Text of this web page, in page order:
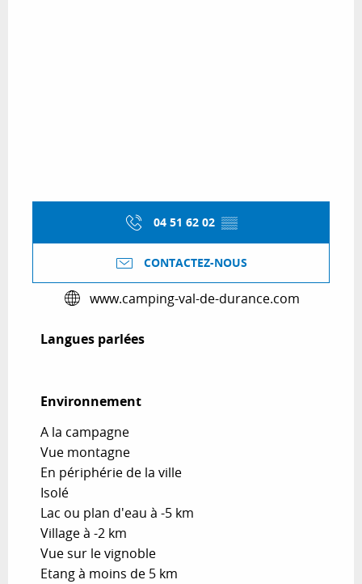
04 51 62 02 ▒▒
CONTACTEZ-NOUS
www.camping-val-de-durance.com
Langues parlées
Langues parlées
Environnement
Environnement
A la campagne
Vue montagne
En périphérie de la ville
Isolé
Lac ou plan d'eau à -5 km
Village à -2 km
Vue sur le vignoble
Etang à moins de 5 km